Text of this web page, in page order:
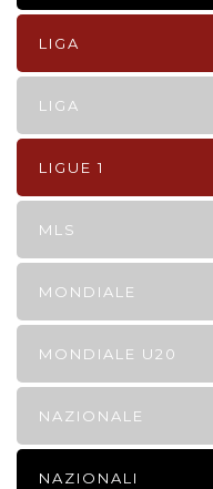
LIGA
LIGA
LIGUE 1
MLS
MONDIALE
MONDIALE U20
NAZIONALE
NAZIONALI